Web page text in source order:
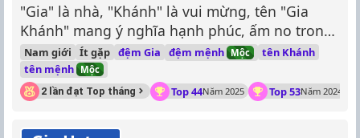
"Gia" là nhà, "Khánh" là vui mừng, tên "Gia
Khánh" mang ý nghĩa hạnh phúc, ấm no trong
gia đình.
Nam giới Ít gặp đệm Gia đệm mệnh Mộc
tên Khánh
tên mệnh Mộc
2 lần đạt Top tháng
Top 44Năm 2025 Top 53Năm 2024